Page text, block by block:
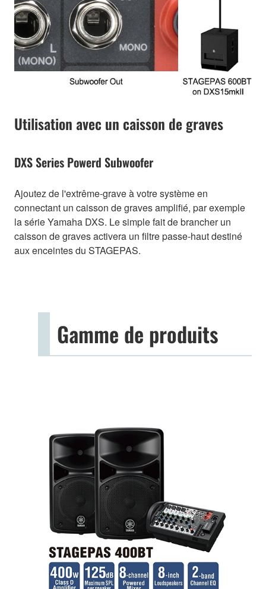
Utilisation avec un caisson de graves
DXS Series Powerd Subwoofer
Ajoutez de l'extrême-grave à votre système en
connectant un caisson de graves amplifié, par exemple
la série Yamaha DXS. Le simple fait de brancher un
caisson de graves activera un filtre passe-haut destiné
aux enceintes du STAGEPAS.
Gamme de produits